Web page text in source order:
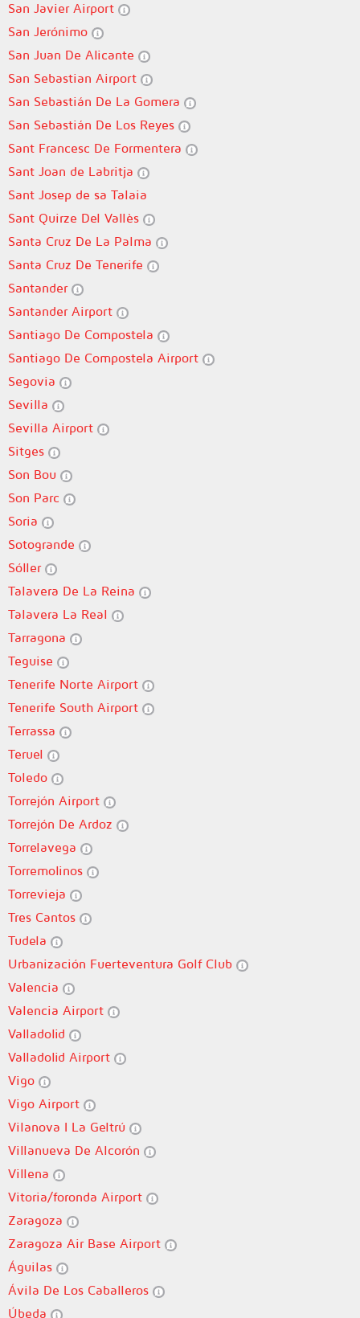
San Javier Airport
San Jerónimo
San Juan De Alicante
San Sebastian Airport
San Sebastián De La Gomera
San Sebastián De Los Reyes
Sant Francesc De Formentera
Sant Joan de Labritja
Sant Josep de sa Talaia
Sant Quirze Del Vallès
Santa Cruz De La Palma
Santa Cruz De Tenerife
Santander
Santander Airport
Santiago De Compostela
Santiago De Compostela Airport
Segovia
Sevilla
Sevilla Airport
Sitges
Son Bou
Son Parc
Soria
Sotogrande
Sóller
Talavera De La Reina
Talavera La Real
Tarragona
Teguise
Tenerife Norte Airport
Tenerife South Airport
Terrassa
Teruel
Toledo
Torrejón Airport
Torrejón De Ardoz
Torrelavega
Torremolinos
Torrevieja
Tres Cantos
Tudela
Urbanización Fuerteventura Golf Club
Valencia
Valencia Airport
Valladolid
Valladolid Airport
Vigo
Vigo Airport
Vilanova I La Geltrú
Villanueva De Alcorón
Villena
Vitoria/foronda Airport
Zaragoza
Zaragoza Air Base Airport
Águilas
Ávila De Los Caballeros
Úbeda